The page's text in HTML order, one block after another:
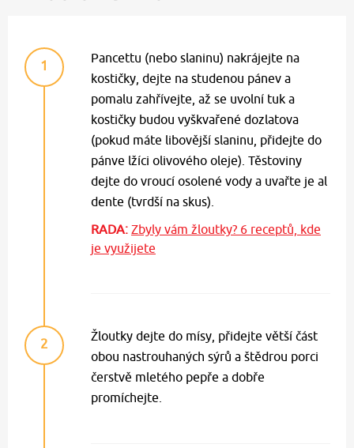
1
Pancettu (nebo slaninu) nakrájejte na
kostičky, dejte na studenou pánev a
pomalu zahřívejte, až se uvolní tuk a
kostičky budou vyškvařené dozlatova
(pokud máte libovější slaninu, přidejte do
pánve lžíci olivového oleje). Těstoviny
dejte do vroucí osolené vody a uvařte je al
dente (tvrdší na skus).
RADA: Zbyly vám žloutky? 6 receptů, kde
je využijete
2
Žloutky dejte do mísy, přidejte větší část
obou nastrouhaných sýrů a štědrou porci
čerstvě mletého pepře a dobře
promíchejte.